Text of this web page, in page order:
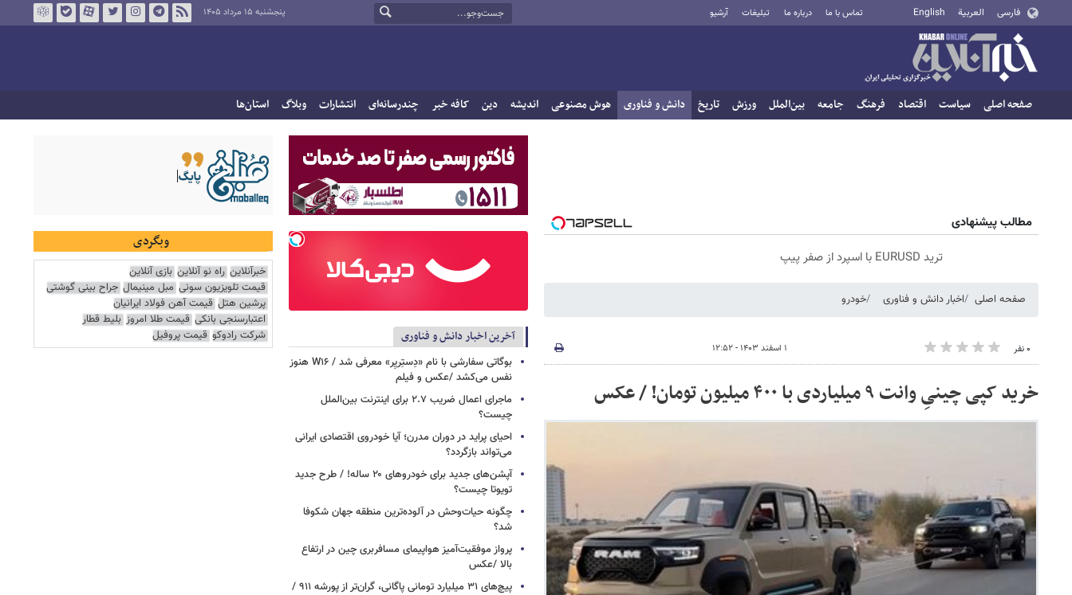
فارسی العربية English تماس با ما درباره ما تبلیغات آرشیو پنجشنبه ۱۵ مرداد ۱۴۰۵
صفحه اصلی سیاست اقتصاد فرهنگ جامعه بین‌الملل ورزش تاریخ دانش و فناوری هوش مصنوعی اندیشه دین کافه خبر چندرسانه‌ای انتشارات وبلاگ استان‌ها
مطالب پیشنهادی
ترید EURUSD با اسپرد از صفر پیپ
صفحه اصلی اخبار دانش و فناوری خودرو
۰ نفر ۱ اسفند ۱۴۰۳ - ۱۲:۵۲
خرید کپی چینیِ وانت ۹ میلیاردی با ۴۰۰ میلیون تومان! / عکس
آخرین اخبار دانش و فناوری
بوگاتی سفارشی با نام «دِستِریِر» معرفی شد / W۱۶ هنوز
نفس می‌کشد /عکس و فیلم
ماجرای اعمال ضریب ۲.۷ برای اینترنت بین‌الملل
چیست؟
احیای پراید در دوران مدرن؛ آیا خودروی اقتصادی ایرانی
می‌تواند بازگردد؟
آپشن‌های جدید برای خودروهای ۲۰ ساله! / طرح جدید
تویوتا چیست؟
چگونه حیات‌وحش در آلوده‌ترین منطقه جهان شکوفا
شد؟
پرواز موفقیت‌آمیز هواپیمای مسافربری چین در ارتفاع
بالا /عکس
پیچ‌های ۳۱ میلیارد تومانی پاگانی، گران‌تر از پورشه ۹۱۱ /
وبگردی
خبرآنلاین راه نو آنلاین بازی آنلاین
قیمت تلویزیون سونی مبل مینیمال جراح بینی گوشتی
پرشین هتل قیمت آهن فولاد ایرانیان
اعتبارسنجی بانکی قیمت طلا امروز بلیط قطار
شرکت رادوکو قیمت پروفیل